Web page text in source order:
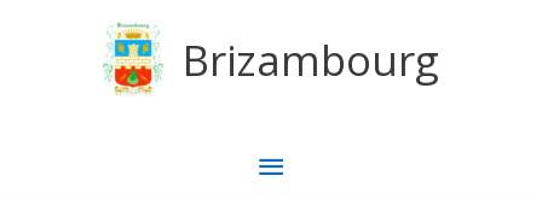
Brizambourg
MENU